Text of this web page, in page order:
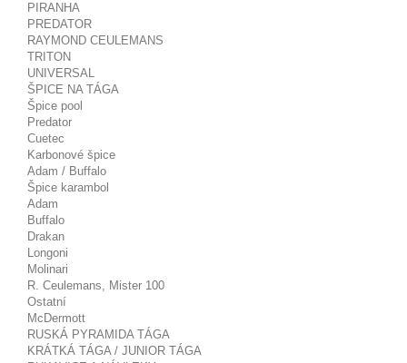
PIRANHA
PREDATOR
RAYMOND CEULEMANS
TRITON
UNIVERSAL
ŠPICE NA TÁGA
Špice pool
Predator
Cuetec
Karbonové špice
Adam / Buffalo
Špice karambol
Adam
Buffalo
Drakan
Longoni
Molinari
R. Ceulemans, Mister 100
Ostatní
McDermott
RUSKÁ PYRAMIDA TÁGA
KRÁTKÁ TÁGA / JUNIOR TÁGA